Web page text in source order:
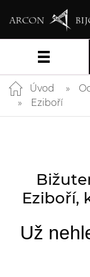
Úvod
Eziboří
Eziboří,
Už